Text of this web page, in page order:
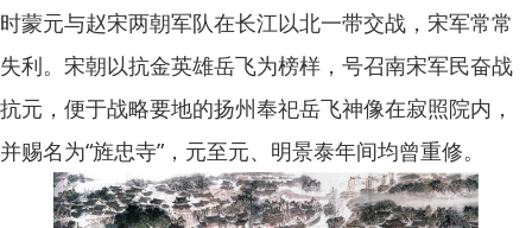
时蒙元与赵宋两朝军队在长江以北一带交战，宋军常常
失利。宋朝以抗金英雄岳飞为榜样，号召南宋军民奋战
抗元，便于战略要地的扬州奉祀岳飞神像在寂照院内，
并赐名为“旌忠寺”，元至元、明景泰年间均曾重修。